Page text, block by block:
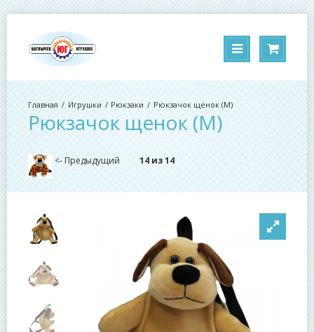
Игрушки Рюкзаки Рюкзачок щенок (М)
Рюкзачок щенок (М)
<- Предыдущий 14 из 14